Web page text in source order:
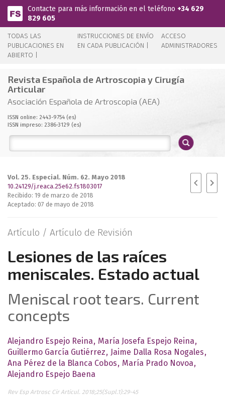
Pasar al contenido principal
Contacte para más información en el teléfono +34 629
829 605
TODAS LAS
PUBLICACIONES EN
ABIERTO |
INSTRUCCIONES DE ENVÍO
EN CADA PUBLICACIÓN |
ACCESO
ADMINISTRADORES
Revista Española de Artroscopia y Cirugía
Articular
Asociación Española de Artroscopia (AEA)
ISSN online: 2443-9754 (es)
ISSN impreso: 2386-3129 (es)
Vol. 25. Especial. Núm. 62. Mayo 2018
10.24129/j.reaca.25e62.fs1803017
Recibido: 19 de marzo de 2018
Aceptado: 07 de mayo de 2018
Artículo / Artículo de Revisión
Lesiones de las raíces
meniscales. Estado actual
Meniscal root tears. Current
concepts
Alejandro Espejo Reina
María Josefa Espejo Reina
Guillermo García Gutiérrez
Jaime Dalla Rosa Nogales
Ana Pérez de la Blanca Cobos
María Prado Novoa
Alejandro Espejo Baena
Rev Esp Artrosc Cir Articul. 2018;25(Supl.1):29-45